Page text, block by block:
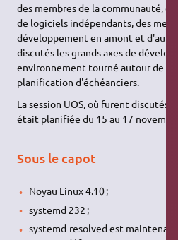
des membres de la communauté,
de logiciels indépendants, des
développement en amont et
discutés les grands axes de
environnement tourné autour de
planification d'échéanciers.
La session UOS, où furent discutés
était planifiée du 15 au 17 novembre
Sous le capot
Noyau Linux 4.10 ;
systemd 232 ;
systemd-resolved est